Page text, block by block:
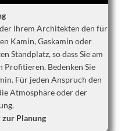
Ihrem Architekten den für
Kamin, Gaskamin oder
Standplatz, so dass Sie am
Profitieren. Bedenken Sie
Für jeden Anspruch den
Atmosphäre oder der
zur Planung